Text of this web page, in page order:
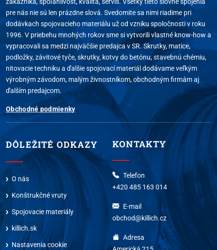
pre nás nie sú len prázdne slová. Svedomite sa nimi riadime pri
dodávkach spojovacieho materiálu už od vzniku spoločnosti v roku
1996. V priebehu mnohých rokov sme si vytvorili vlastné know-how a
vypracovali sa medzi najväčšie predajca v SR. Skrutky, matice,
podložky, závitové tyče, skrutky, kotvy do betónu, stavebnú chémiu,
nitovacie techniku a ďalšie spojovací materiál dodávame veľkým
výrobným závodom, malým živnostníkom, obchodným firmám aj
ďalším predajcom.
Obchodné podmienky
DÔLEŽITÉ ODKAZY
O nás
Konštrukčné vruty
Spojovacie materiály
killich.sk
Nastavenia cookie
KONTAKTY
Telefon
+420 485 163 014
E-mail
obchod@killich.cz
Adresa